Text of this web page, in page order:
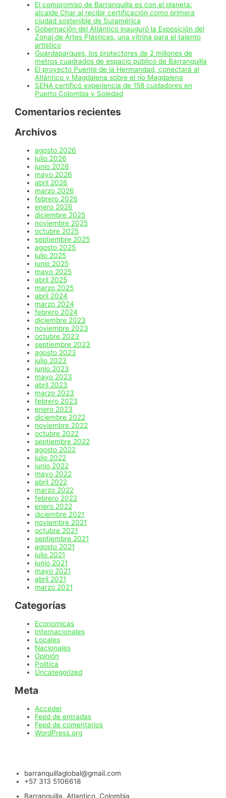
reciba
atención
digna»:
Noguera
El compromiso de Barranquilla es con el planeta:
alcalde Char al recibir certificación como primera
ciudad sostenible de Suramérica
Gobernación del Atlántico inauguró la Exposición del
Zonal de Artes Plásticas, una vitrina para el talento
artístico
Guardaparques, los protectores de 2 millones de
metros cuadrados de espacio público de Barranquilla
El proyecto Puente de la Hermandad, conectará al
Atlántico y Magdalena sobre el río Magdalena
SENA certificó experiencia de 158 cuidadores en
Puerto Colombia y Soledad
Comentarios recientes
Archivos
agosto 2026
julio 2026
junio 2026
mayo 2026
abril 2026
marzo 2026
febrero 2026
enero 2026
diciembre 2025
noviembre 2025
octubre 2025
septiembre 2025
agosto 2025
julio 2025
junio 2025
mayo 2025
abril 2025
marzo 2025
abril 2024
marzo 2024
febrero 2024
diciembre 2023
noviembre 2023
octubre 2023
septiembre 2023
agosto 2023
julio 2023
junio 2023
mayo 2023
abril 2023
marzo 2023
febrero 2023
enero 2023
diciembre 2022
noviembre 2022
octubre 2022
septiembre 2022
agosto 2022
julio 2022
junio 2022
mayo 2022
abril 2022
marzo 2022
febrero 2022
enero 2022
diciembre 2021
noviembre 2021
octubre 2021
septiembre 2021
agosto 2021
julio 2021
junio 2021
mayo 2021
abril 2021
marzo 2021
Categorías
Economicas
Internacionales
Locales
Nacionales
Opinión
Política
Uncategorized
Meta
Acceder
Feed de entradas
Feed de comentarios
WordPress.org
barranquillaglobal@gmail.com
+57 313 5106618
Barranquilla, Atlantico, Colombia